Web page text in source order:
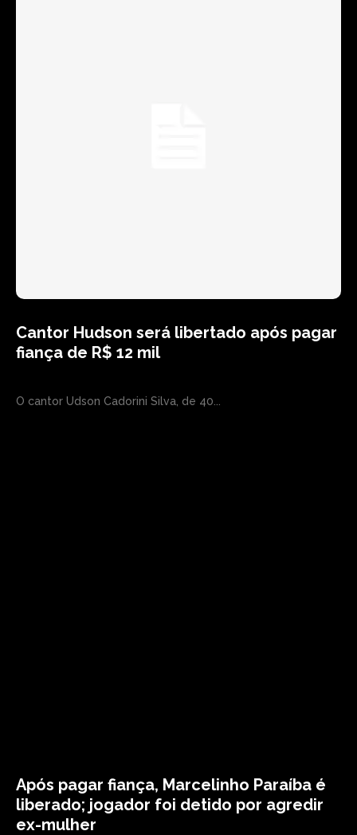
Cantor Hudson será libertado após pagar
fiança de R$ 12 mil
O cantor Udson Cadorini Silva, de 40...
Após pagar fiança, Marcelinho Paraíba é
liberado; jogador foi detido por agredir
ex-mulher